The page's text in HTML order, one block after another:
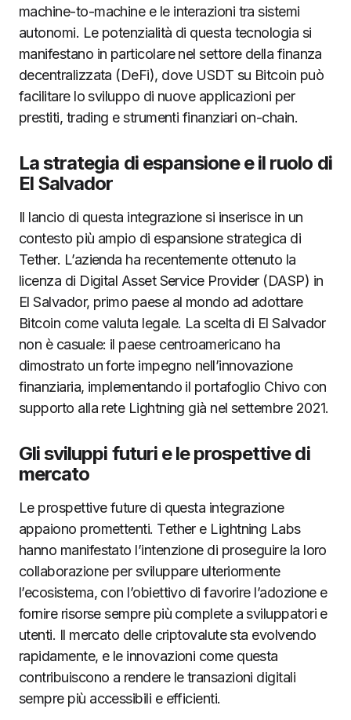
machine-to-machine e le interazioni tra sistemi
autonomi. Le potenzialità di questa tecnologia si
manifestano in particolare nel settore della finanza
decentralizzata (DeFi), dove USDT su Bitcoin può
facilitare lo sviluppo di nuove applicazioni per
prestiti, trading e strumenti finanziari on-chain.
La strategia di espansione e il ruolo di
El Salvador
Il lancio di questa integrazione si inserisce in un
contesto più ampio di espansione strategica di
Tether. L’azienda ha recentemente ottenuto la
licenza di Digital Asset Service Provider (DASP) in
El Salvador, primo paese al mondo ad adottare
Bitcoin come valuta legale. La scelta di El Salvador
non è casuale: il paese centroamericano ha
dimostrato un forte impegno nell’innovazione
finanziaria, implementando il portafoglio Chivo con
supporto alla rete Lightning già nel settembre 2021.
Gli sviluppi futuri e le prospettive di
mercato
Le prospettive future di questa integrazione
appaiono promettenti. Tether e Lightning Labs
hanno manifestato l’intenzione di proseguire la loro
collaborazione per sviluppare ulteriormente
l’ecosistema, con l’obiettivo di favorire l’adozione e
fornire risorse sempre più complete a sviluppatori e
utenti. Il mercato delle criptovalute sta evolvendo
rapidamente, e le innovazioni come questa
contribuiscono a rendere le transazioni digitali
sempre più accessibili e efficienti.